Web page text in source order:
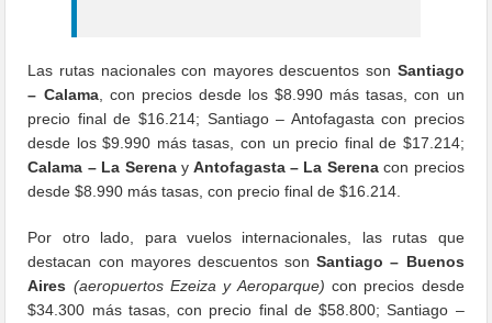
Las rutas nacionales con mayores descuentos son Santiago
– Calama, con precios desde los $8.990 más tasas, con un
precio final de $16.214; Santiago – Antofagasta con precios
desde los $9.990 más tasas, con un precio final de $17.214;
Calama – La Serenay Antofagasta – La Serenacon precios
desde $8.990 más tasas, con precio final de $16.214.
Por otro lado, para vuelos internacionales, las rutas que
destacan con mayores descuentos sonSantiago – Buenos
Aires (aeropuertos Ezeiza y Aeroparque) con precios desde
$34.300 más tasas, con precio final de $58.800; Santiago –